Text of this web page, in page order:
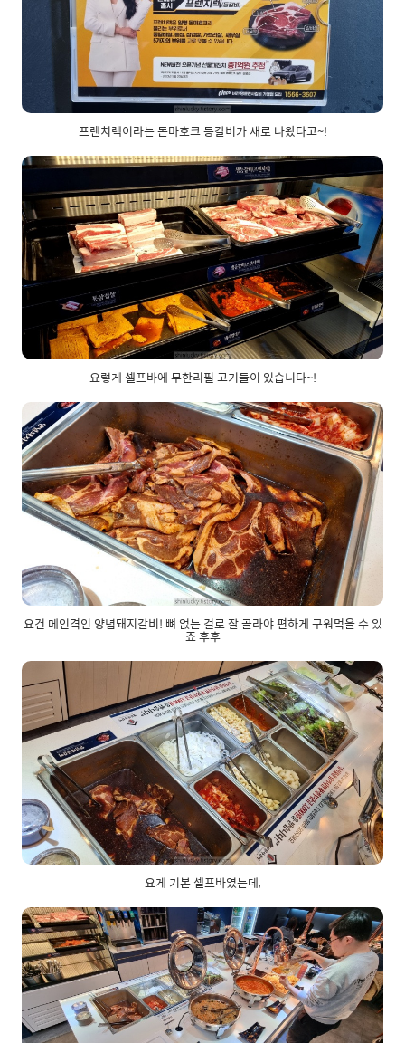
프렌치렉이라는 돈마호크 등갈비가 새로 나왔다고~!
요렇게 셀프바에 무한리필 고기들이 있습니다~!
요건 메인격인 양념돼지갈비! 뼈 없는 걸로 잘 골라야 편하게 구워먹을 수 있
죠 후후
요게 기본 셀프바였는데,